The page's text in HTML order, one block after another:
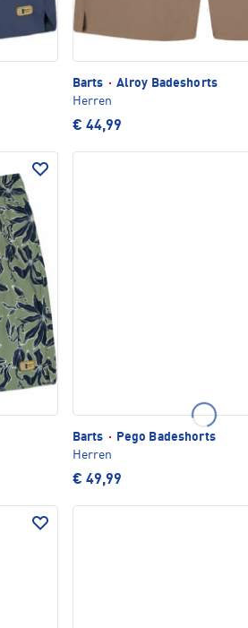
Barts · Alroy Badeshorts
Herren
€ 44,99
Barts ·
Pego Badeshorts
Herren
€ 49,99